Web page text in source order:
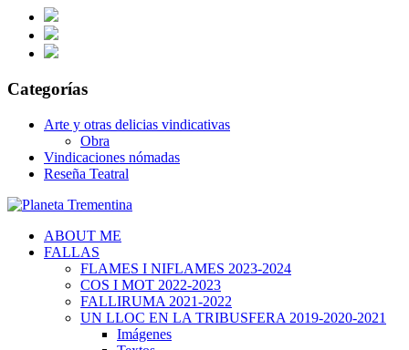
Categorías
Arte y otras delicias vindicativas
Obra
Vindicaciones nómadas
Reseña Teatral
ABOUT ME
FALLAS
FLAMES I NIFLAMES 2023-2024
COS I MOT 2022-2023
FALLIRUMA 2021-2022
UN LLOC EN LA TRIBUSFERA 2019-2020-2021
Imágenes